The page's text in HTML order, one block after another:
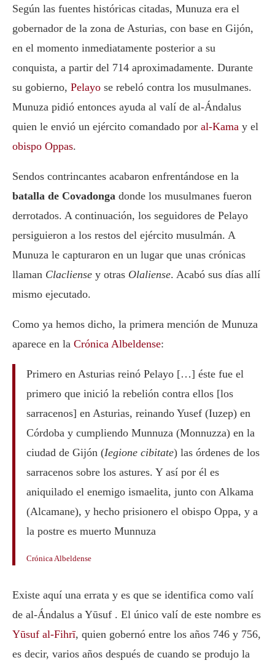
Según las fuentes históricas citadas, Munuza era el
gobernador de la zona de Asturias, con base en Gijón,
en el momento inmediatamente posterior a su
conquista, a partir del 714 aproximadamente. Durante
su gobierno, Pelayo se rebeló contra los musulmanes.
Munuza pidió entonces ayuda al valí de al-Ándalus
quien le envió un ejército comandado por al-Kama y el
obispo Oppas.
Sendos contrincantes acabaron enfrentándose en la
batalla de Covadonga donde los musulmanes fueron
derrotados. A continuación, los seguidores de Pelayo
persiguieron a los restos del ejército musulmán. A
Munuza le capturaron en un lugar que unas crónicas
llaman Clacliense y otras Olaliense. Acabó sus días allí
mismo ejecutado.
Como ya hemos dicho, la primera mención de Munuza
aparece en la Crónica Albeldense:
Primero en Asturias reinó Pelayo […] éste fue el
primero que inició la rebelión contra ellos [los
sarracenos] en Asturias, reinando Yusef (Iuzep) en
Córdoba y cumpliendo Munnuza (Monnuzza) en la
ciudad de Gijón (Iegione cibitate) las órdenes de los
sarracenos sobre los astures. Y así por él es
aniquilado el enemigo ismaelita, junto con Alkama
(Alcamane), y hecho prisionero el obispo Oppa, y a
la postre es muerto Munnuza
Crónica Albeldense
Existe aquí una errata y es que se identifica como valí
de al-Ándalus a Yūsuf . El único valí de este nombre es
Yūsuf al-Fihrī, quien gobernó entre los años 746 y 756,
es decir, varios años después de cuando se produjo la